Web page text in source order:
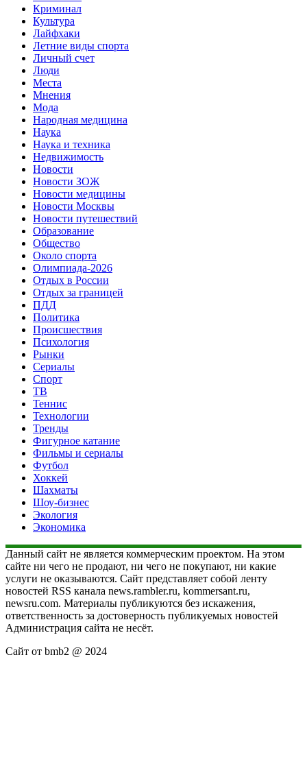
Криминал
Культура
Лайфхаки
Летние виды спорта
Личный счет
Люди
Места
Мнения
Мода
Народная медицина
Наука
Наука и техника
Недвижимость
Новости
Новости ЗОЖ
Новости медицины
Новости Москвы
Новости путешествий
Образование
Общество
Около спорта
Олимпиада-2026
Отдых в России
Отдых за границей
ПДД
Политика
Происшествия
Психология
Рынки
Сериалы
Спорт
ТВ
Теннис
Технологии
Тренды
Фигурное катание
Фильмы и сериалы
Футбол
Хоккей
Шахматы
Шоу-бизнес
Экология
Экономика
Данный сайт не является коммерческим проектом. На этом
сайте ни чего не продают, ни чего не покупают, ни какие
услуги не оказываются. Сайт представляет собой ленту
новостей RSS канала news.rambler.ru, kommersant.ru,
newsru.com. Материалы публикуются без искажения,
ответственность за достоверность публикуемых новостей
Администрация сайта не несёт.
Сайт от bmb2 @ 2024